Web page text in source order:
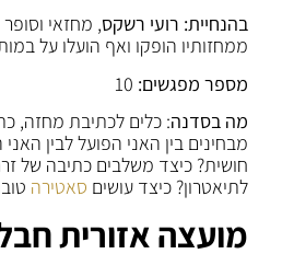
בהנחיית: רועי רשקס, מחזאי
ממחזותיו הופקו ואף הועלו על
מספר מפגשים:
מה בסדנה: כלים לכתיבת מחזה,
מבחינים בין האני הפועל לבין
חושית? כיצד משלבים כתיבה של
לתיאטרון? כיצד עושים סאטירה
מועצה אזורית